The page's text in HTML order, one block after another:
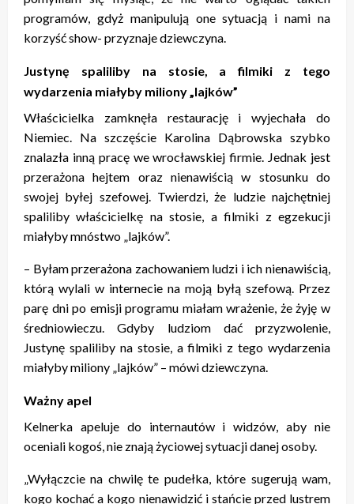
programów, gdyż manipulują one sytuacją i nami na
korzyść show- przyznaje dziewczyna.
Justynę spaliliby na stosie, a filmiki z tego
wydarzenia miałyby miliony „lajków”
Właścicielka zamknęła restaurację i wyjechała do
Niemiec. Na szczęście Karolina Dąbrowska szybko
znalazła inną pracę we wrocławskiej firmie. Jednak jest
przerażona hejtem oraz nienawiścią w stosunku do
swojej byłej szefowej. Twierdzi, że ludzie najchętniej
spaliliby właścicielkę na stosie, a filmiki z egzekucji
miałyby mnóstwo „lajków”.
– Byłam przerażona zachowaniem ludzi i ich nienawiścią,
którą wylali w internecie na moją byłą szefową. Przez
parę dni po emisji programu miałam wrażenie, że żyję w
średniowieczu. Gdyby ludziom dać przyzwolenie,
Justynę spaliliby na stosie, a filmiki z tego wydarzenia
miałyby miliony „lajków” – mówi dziewczyna.
Ważny apel
Kelnerka apeluje do internautów i widzów, aby nie
oceniali kogoś, nie znają życiowej sytuacji danej osoby.
„Wyłączcie na chwilę te pudełka, które sugerują wam,
kogo kochać a kogo nienawidzić i stańcie przed lustrem